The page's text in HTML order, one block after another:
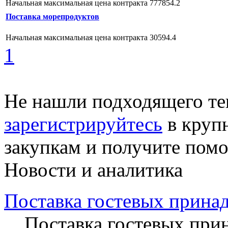
Начальная максимальная цена контракта 777854.2
Поставка морепродуктов
Начальная максимальная цена контракта 30594.4
1
Не нашли подходящего
зарегистрируйтесь в
закупкам и получите
Новости и аналитика
Поставка гостевых
Поставка гостевых